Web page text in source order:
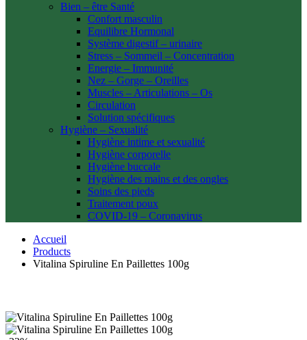
Bien – être Santé
Confort masculin
Equilibre Hormonal
Système digestif – urinaire
Stress – Sommeil – Concentration
Energie – Immunité
Nez – Gorge – Oreilles
Muscles – Articulations – Os
Circulation
Solution spécifiques
Hygiène – Sexualité
Hygiène intime et sexualité
Hygiène corporelle
Hygiène buccale
Hygiène des mains et des ongles
Soins des pieds
Traitement poux
COVID-19 – Coronavirus
Accueil
Products
Vitalina Spiruline En Paillettes 100g